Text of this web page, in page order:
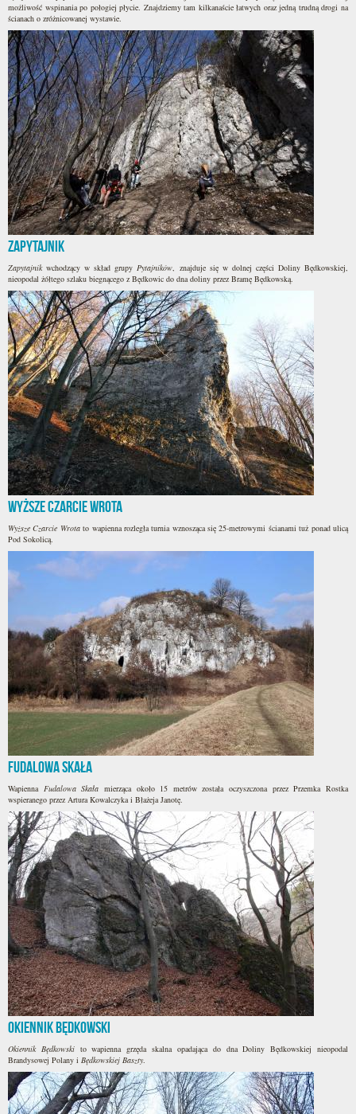
możliwość wspinania po połogiej płycie. Znajdziemy tam kilkanaście łatwych oraz jedną trudną drogi na
ścianach o zróżnicowanej wystawie.
Zapytajnik
Zapytajnikwchodzący w skład grupyPytajników, znajduje się w dolnej części Doliny Będkowskiej,
nieopodal żółtego szlaku biegnącego z Będkowic do dna doliny przez Bramę Będkowską.
Wyższe Czarcie Wrota
Wyższe Czarcie Wrotato wapienna rozległa turnia wznosząca się 25-metrowymi ścianami tuż ponad ulicą
Pod Sokolicą.
Fudalowa Skała
Wapienna Fudalowa Skała mierząca około 15 metrów została oczyszczona przez Przemka Rostka
wspieranego przez Artura Kowalczyka i Błażeja Janotę.
Okiennik Będkowski
Okiennik Będkowskito wapienna grzęda skalna opadająca do dna Doliny Będkowskiej nieopodal
Brandysowej Polany i Będkowskiej Baszty.